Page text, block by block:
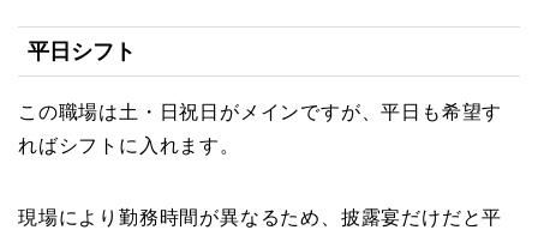
平日シフト
この職場は土・日祝日がメインですが、平日も希望す
ればシフトに入れます。
現場により勤務時間が異なるため、披露宴だけだと平